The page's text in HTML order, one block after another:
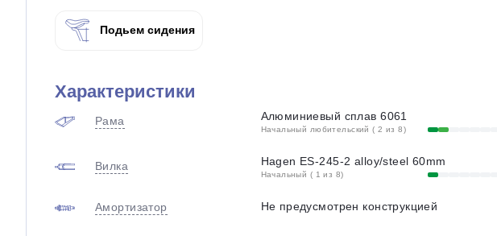
Подьем сидения
Характеристики
Рама Алюминиевый сплав 6061
Начальный любительский ( 2 из 8)
Вилка Hagen ES-245-2 alloy/steel 60mm
Начальный ( 1 из 8)
Амортизатор Не предусмотрен конструкцией